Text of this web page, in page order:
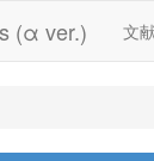
(α ver.) 文